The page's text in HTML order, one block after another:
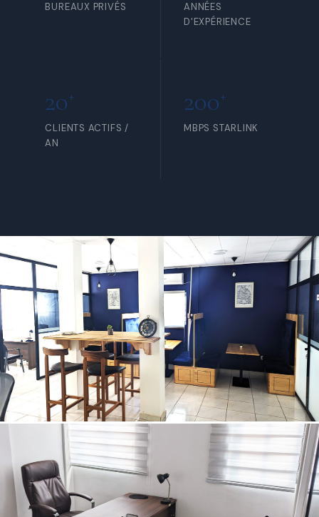
BUREAUX PRIVÉS
ANNÉES
D'EXPÉRIENCE
20+
CLIENTS ACTIFS /
AN
200+
MBPS STARLINK